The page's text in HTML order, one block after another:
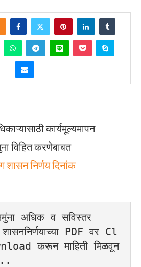
कार्यमूल्यमापन
विहित करणेबाबत
शासन निर्णय दिनांक
अधिक व सविस्तर
शासननिर्णयाच्या PDF वर Cl
करून माहिती मिळवून